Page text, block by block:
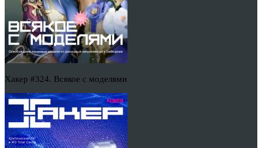
Хакер #324. Всякое с моделями